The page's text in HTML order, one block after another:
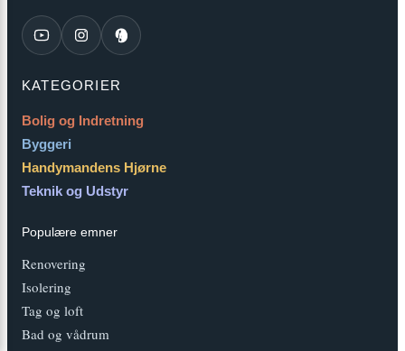
KATEGORIER
Bolig og Indretning
Byggeri
Handymandens Hjørne
Teknik og Udstyr
Populære emner
Renovering
Isolering
Tag og loft
Bad og vådrum